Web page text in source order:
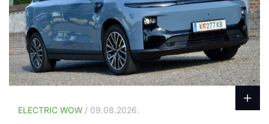
ELECTRIC WOW / 09.08.2026.